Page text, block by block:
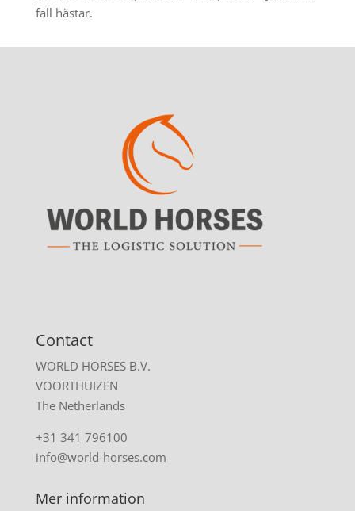
fall hästar.
Contact
WORLD HORSES B.V.
VOORTHUIZEN
The Netherlands
+31 341 796100
info@world-horses.com
Mer information